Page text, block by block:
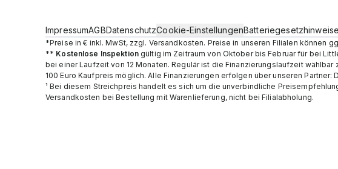
ImpressumAGBDatenschutzCookie-Einstellungen
*Preise in € inkl. MwSt, zzgl. Versandkosten. Preise in unseren Filialen können
** Kostenlose Inspektiongültig im Zeitraum von Oktober bis Februar für bei
bei einer Laufzeit von 12 Monaten. Regulär ist die Finanzierungslaufzeit
100 Euro Kaufpreis möglich. Alle Finanzierungen erfolgen über unseren
¹ Bei diesem Streichpreis handelt es sich um die unverbindliche
Versandkosten bei Bestellung mit Warenlieferung, nicht bei Filialabholung.